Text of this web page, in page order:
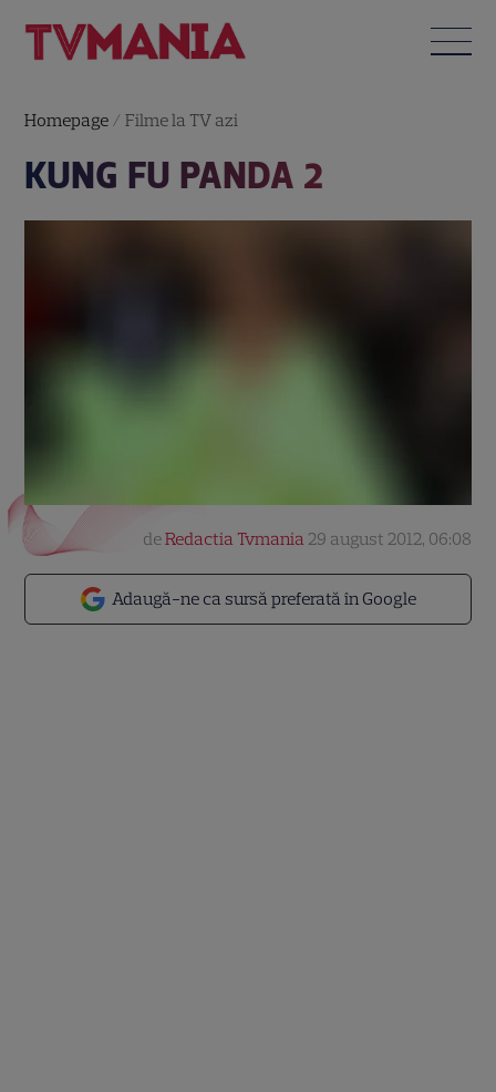
Homepage /Filme la TV azi
KUNG FU PANDA 2
Adaugă-ne ca sursă preferată în Google
deRedactia Tvmania 29 august 2012, 06:08